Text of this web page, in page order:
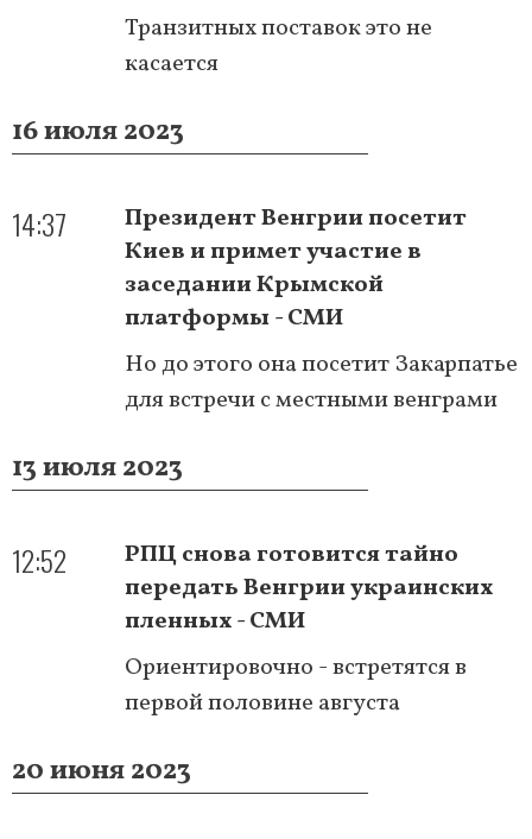
Транзитных поставок это не
касается
16 июля 2023
14:37
Президент Венгрии посетит
Киев и примет участие в
заседании Крымской
платформы - СМИ
Но до этого она посетит Закарпатье
для встречи с местными венграми
13 июля 2023
12:52
РПЦ снова готовится тайно
передать Венгрии украинских
пленных - СМИ
Ориентировочно - встретятся в
первой половине августа
20 июня 2023